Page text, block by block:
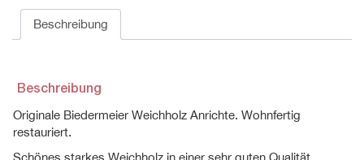
Beschreibung
Beschreibung
Originale Biedermeier Weichholz Anrichte. Wohnfertig
restauriert.